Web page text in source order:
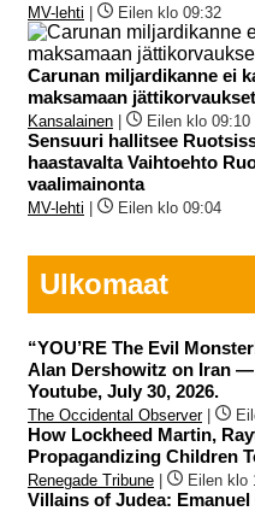
MV-lehti | Eilen klo 09:32
Carunan miljardikanne ei
maksamaan jättikorvaukset
Kansalainen | Eilen klo 09:10
Sensuuri hallitsee
haastavalta Vaihtoehto
vaalimainonta
MV-lehti | Eilen klo 09:04
Ulkomaat
“YOU’RE The Evil
Alan Dershowitz on Iran
Youtube, July 30, 2026.
The Occidental Observer|
How Lockheed Martin,
Propagandizing Children
Renegade Tribune | Eilen klo
Villains of Judea: Emanuel